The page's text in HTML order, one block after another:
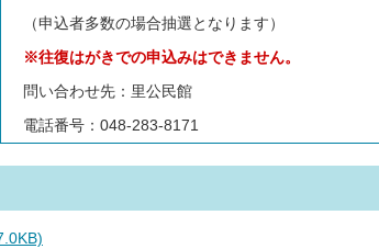
（申込者多数の場合抽選となります）
※往復はがきでの申込みはできません。
問い合わせ先：里公民館
電話番号：048-283-8171